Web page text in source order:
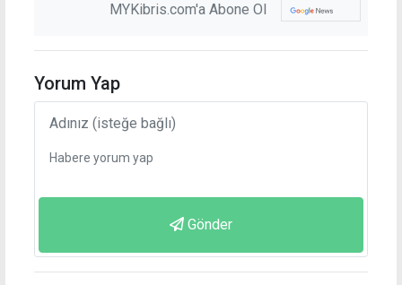
MYKibris.com'a Abone Ol
Yorum Yap
Gönder